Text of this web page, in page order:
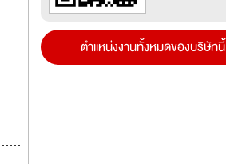
ตำแหน่งงานทั้งหมดของบริษัทนี้